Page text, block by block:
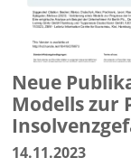
Neue
Modells zur
14.11.2023